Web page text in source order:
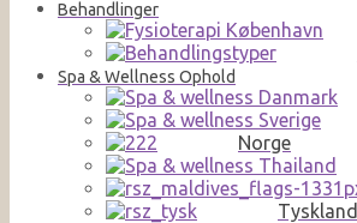
Behandlinger
Spa & Wellness Ophold
Norge
Tyskland